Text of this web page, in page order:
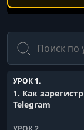
Поиск
УРОК 1.
1. Как
Telegram